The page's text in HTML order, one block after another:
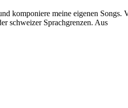
komponiere meine eigenen Songs.
schweizer Sprachgrenzen. Aus